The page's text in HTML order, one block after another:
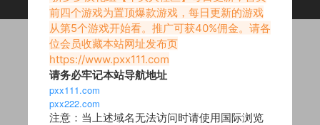
前四个游戏为置顶爆款游戏，每日更新的游戏
从第5个游戏开始看。推广可获40%佣金。请各
位会员收藏本站网址发布页
https://www.pxx111.com
请务必牢记本站导航地址
pxx111.com
pxx222.com
注意：当上述域名无法访问时请使用国际浏览